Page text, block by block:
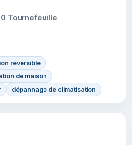
Tournefeuille
réversible
de maison
dépannage de climatisation